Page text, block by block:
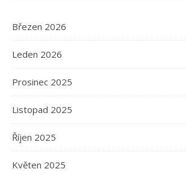
Březen 2026
Leden 2026
Prosinec 2025
Listopad 2025
Říjen 2025
Květen 2025